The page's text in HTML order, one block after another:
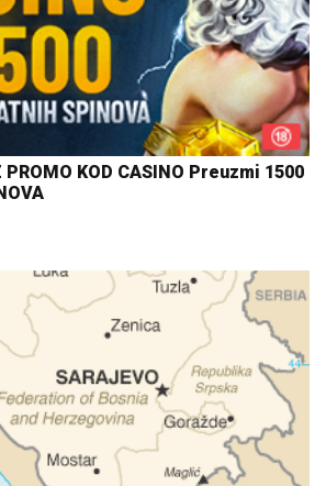
PROMO KOD CASINO Preuzmi 1500